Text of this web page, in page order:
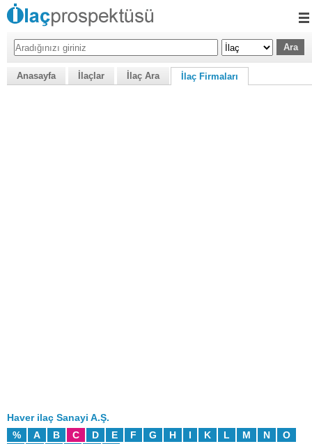
Anasayfa İlaçlar İlaç Ara İlaç Firmaları
Haver ilaç Sanayi A.Ş.
%
A B C D E F G H I K L M N
O